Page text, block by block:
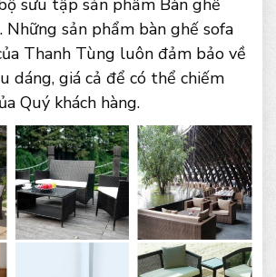
sưu tập sản phẩm Bàn ghế
Những sản phẩm bàn ghế sofa
Thanh Tùng luôn đảm bảo về
dáng, giá cả để có thể chiếm
Quý khách hàng.